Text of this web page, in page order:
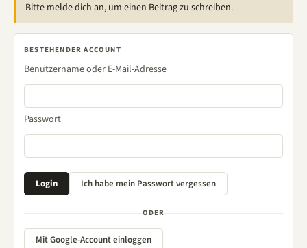
Bitte melde dich an, um einen Beitrag zu schreiben.
BESTEHENDER ACCOUNT
Benutzername oder E-Mail-Adresse
Passwort
ODER
Mit Google-Account einloggen